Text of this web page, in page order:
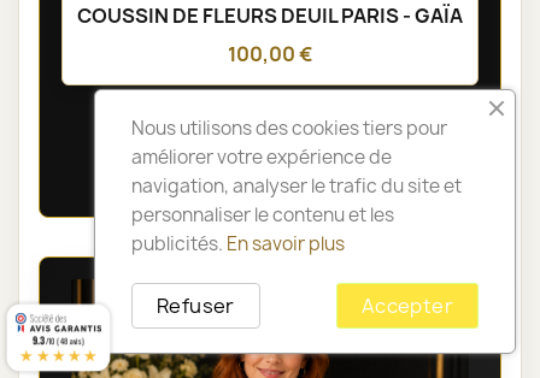
COUSSIN DE FLEURS DEUIL PARIS - GAÏA
100,00 €
Voir toute la catégorie
Nous utilisons des cookies tiers pour
améliorer votre expérience de
navigation, analyser le trafic du site et
personnaliser le contenu et les
publicités. En savoir plus
Accepter
Refuser
9.3/10 (48 avis)
★★★★★